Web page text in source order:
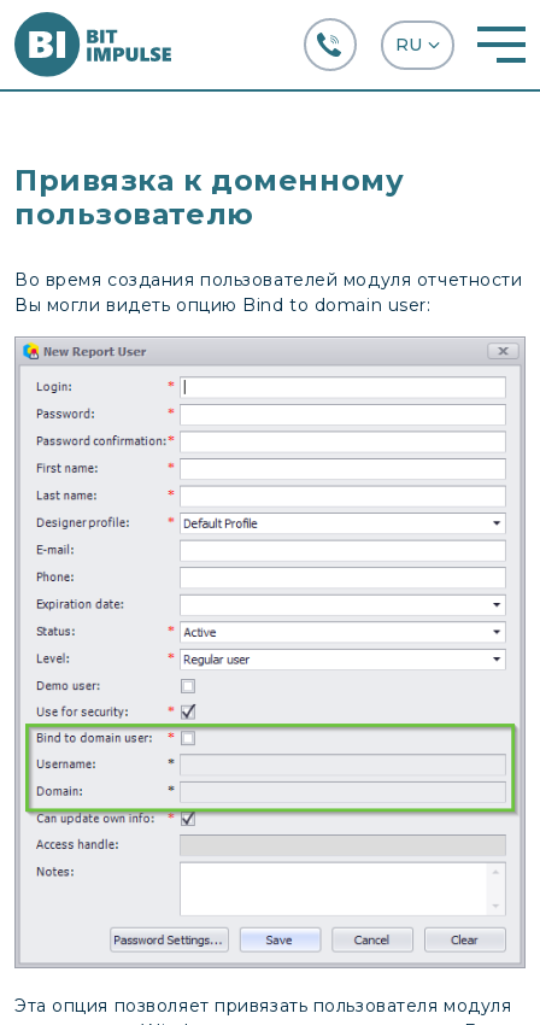
Привязка к доменному
пользователю
Во время создания пользователей модуля отчетности
Вы могли видеть опцию Bind to domain user:
Эта опция позволяет привязать пользователя модуля